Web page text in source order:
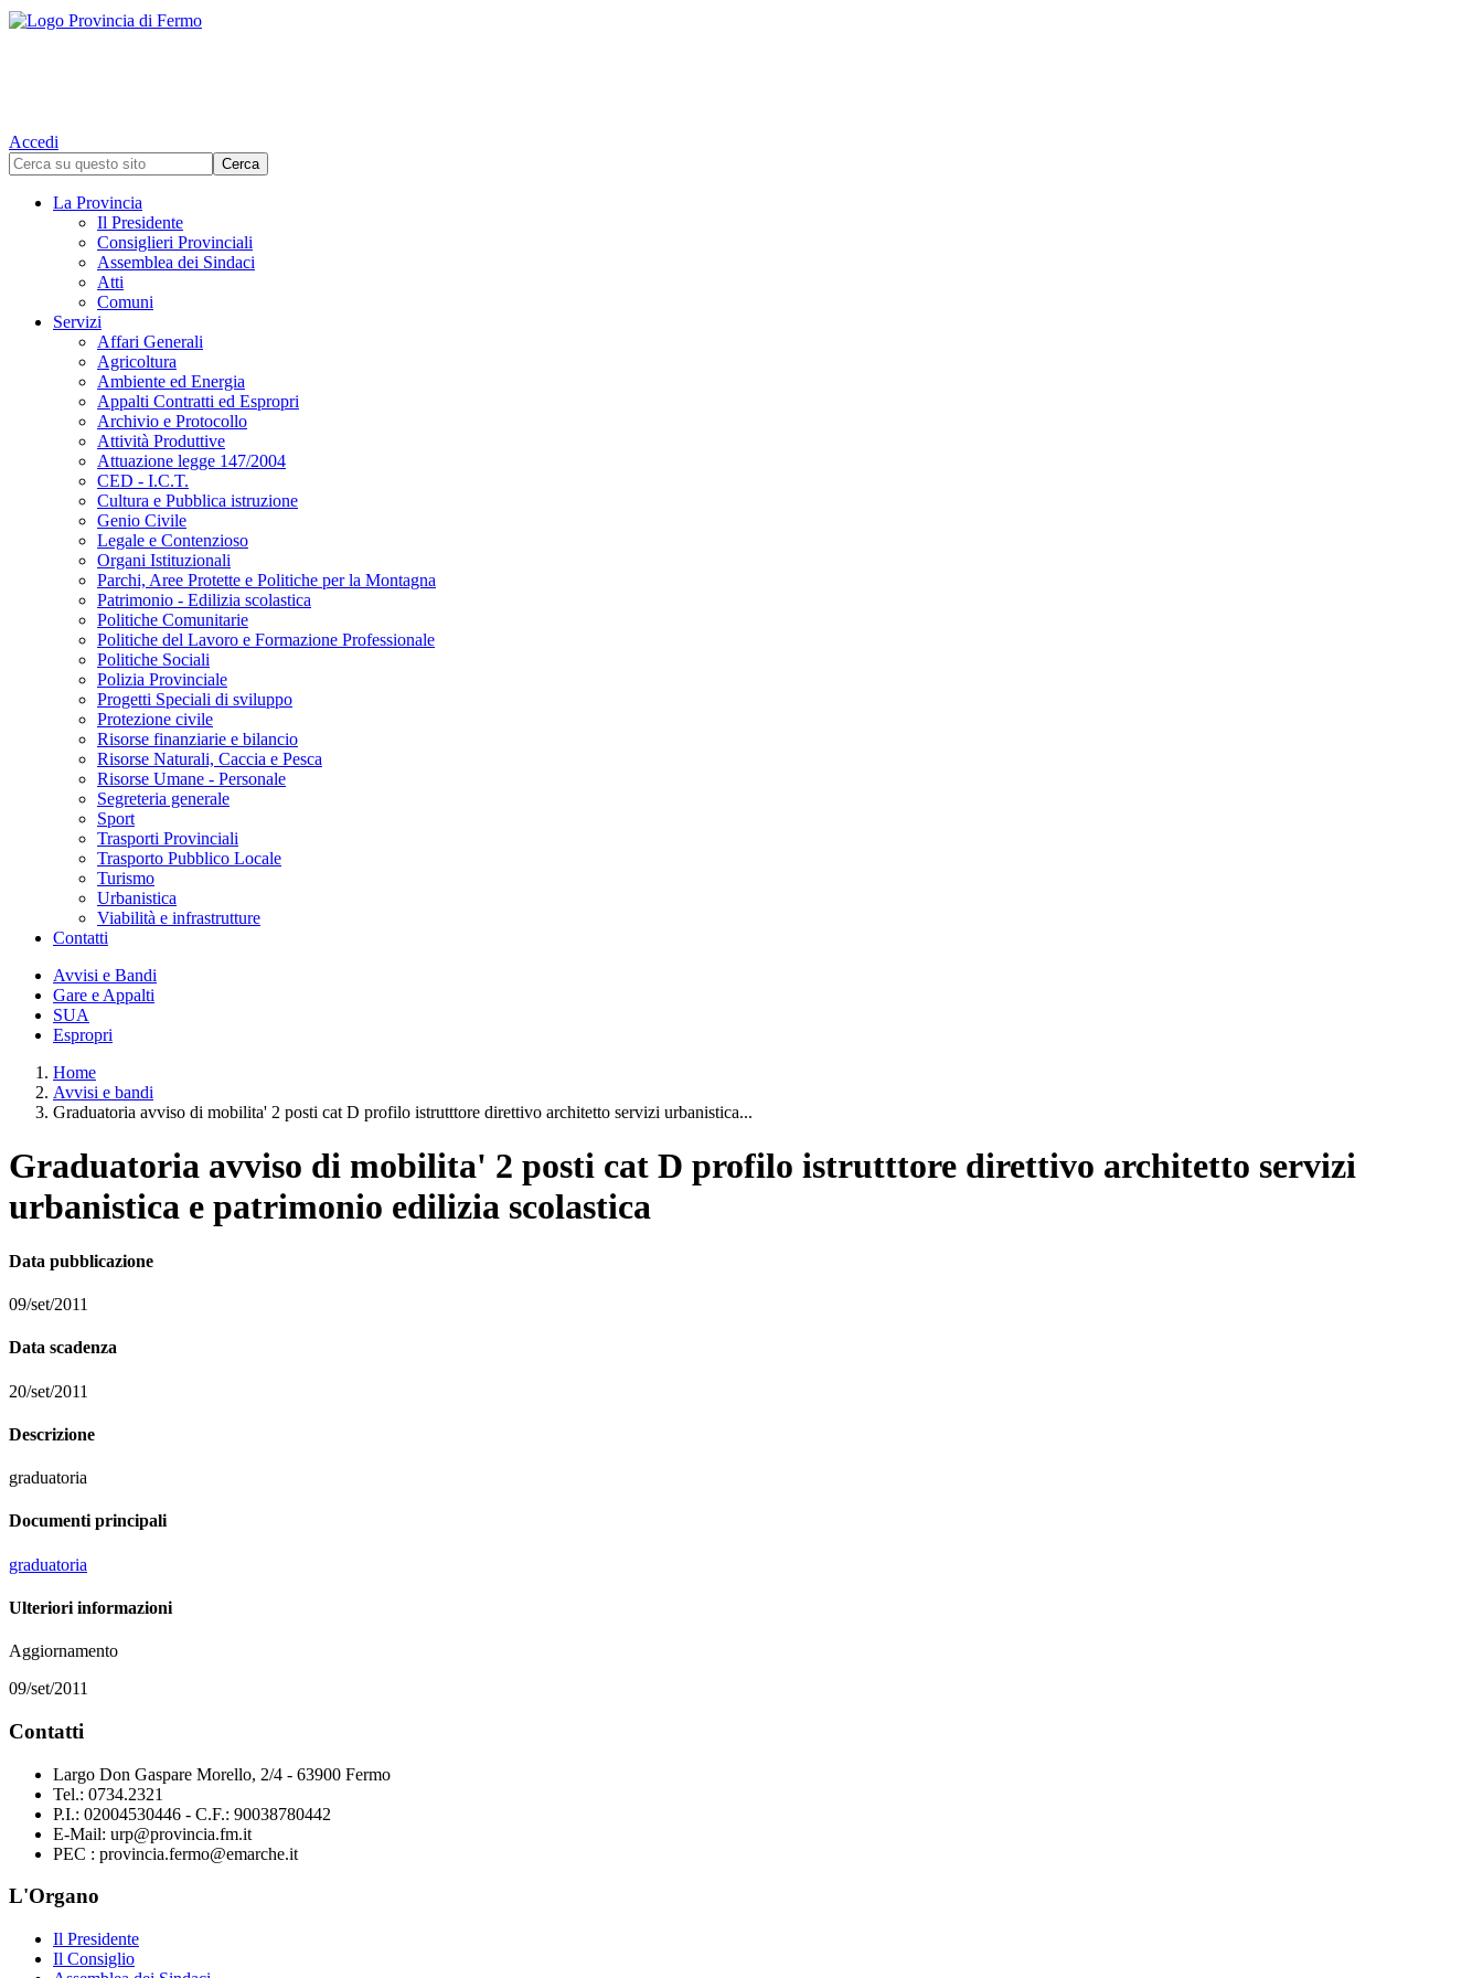
Accedi
La Provincia
Il Presidente
Consiglieri Provinciali
Assemblea dei Sindaci
Atti
Comuni
Servizi
Affari Generali
Agricoltura
Ambiente ed Energia
Appalti Contratti ed Espropri
Archivio e Protocollo
Attività Produttive
Attuazione legge 147/2004
CED - I.C.T.
Cultura e Pubblica istruzione
Genio Civile
Legale e Contenzioso
Organi Istituzionali
Parchi, Aree Protette e Politiche per la Montagna
Patrimonio - Edilizia scolastica
Politiche Comunitarie
Politiche del Lavoro e Formazione Professionale
Politiche Sociali
Polizia Provinciale
Progetti Speciali di sviluppo
Protezione civile
Risorse finanziarie e bilancio
Risorse Naturali, Caccia e Pesca
Risorse Umane - Personale
Segreteria generale
Sport
Trasporti Provinciali
Trasporto Pubblico Locale
Turismo
Urbanistica
Viabilità e infrastrutture
Contatti
Avvisi e Bandi
Gare e Appalti
SUA
Espropri
Home
Avvisi e bandi
Graduatoria avviso di mobilita' 2 posti cat D profilo istrutttore direttivo architetto servizi urbanistica...
Graduatoria avviso di mobilita' 2 posti cat D profilo istrutttore direttivo architetto servizi
urbanistica e patrimonio edilizia scolastica
Data pubblicazione
09/set/2011
Data scadenza
20/set/2011
Descrizione
graduatoria
Documenti principali
graduatoria
Ulteriori informazioni
Aggiornamento
09/set/2011
Contatti
Largo Don Gaspare Morello, 2/4 - 63900 Fermo
Tel.: 0734.2321
P.I.: 02004530446 - C.F.: 90038780442
E-Mail: urp@provincia.fm.it
PEC : provincia.fermo@emarche.it
L'Organo
Il Presidente
Il Consiglio